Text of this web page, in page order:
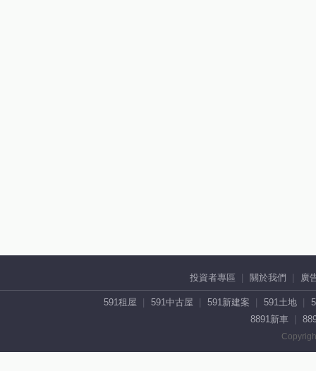
投資者專區 關於我們 廣
591租屋 591中古屋 591新建案 591土地
8891新車